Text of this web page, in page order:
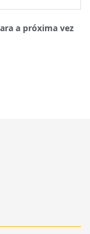
a próxima vez